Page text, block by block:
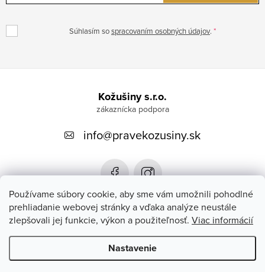
Používame súbory cookie, aby sme vám umožnili pohodlné
prehliadanie webovej stránky a vďaka analýze neustále
zlepšovali jej funkcie, výkon a použiteľnosť. Viac informácií
Nastavenie
Súhlasím sospracovaním osobných údajov.
i
Kožušiny s.r.o.
info@pravekozusiny.sk
Zákaznícky servis
Copyright 2026#PRAVEKOZUSINY.SK#. Všetky práva vyhradené.